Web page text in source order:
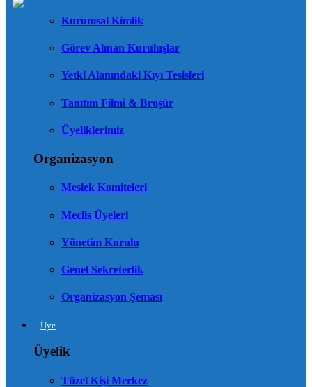
Kurumsal Kimlik
Görev Alınan Kuruluşlar
Yetki Alanındaki Kıyı Tesisleri
Tanıtım Filmi & Broşür
Üyeliklerimiz
Organizasyon
Meslek Komiteleri
Meclis Üyeleri
Yönetim Kurulu
Genel Sekreterlik
Organizasyon Şeması
Üye
Üyelik
Tüzel Kişi Merkez